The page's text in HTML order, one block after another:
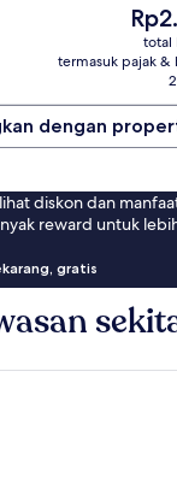
Harga
total
termasuk pajak &
dengan
diskon dan
reward untuk
gratis